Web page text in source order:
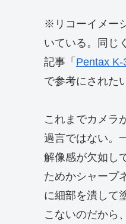
※リコーイメー
いている。同じ
記事「 Pentax
で参考にされた
これまでカメラ
過言ではない。
解像感が欠如し
ためかシャープ
に細部を潰して
こないのだから